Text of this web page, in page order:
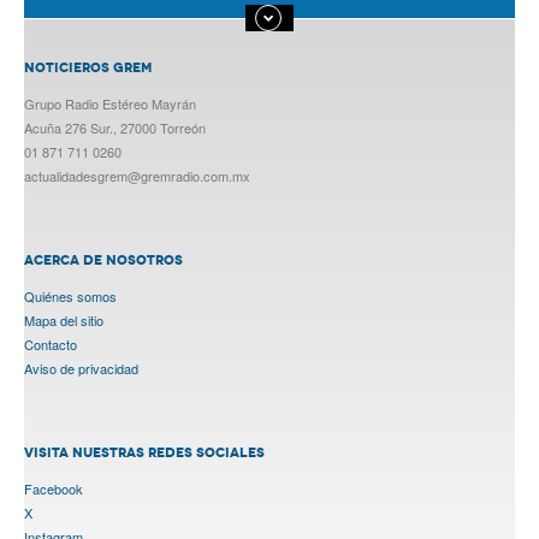
NOTICIEROS GREM
Grupo Radio Estéreo Mayrán
Acuña 276 Sur., 27000 Torreón
01 871 711 0260
actualidadesgrem@gremradio.com.mx
ACERCA DE NOSOTROS
Quiénes somos
Mapa del sitio
Contacto
Aviso de privacidad
VISITA NUESTRAS REDES SOCIALES
Facebook
X